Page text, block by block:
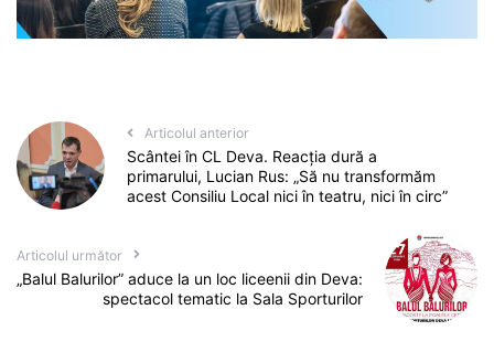
Articolul anterior
Scântei în CL Deva. Reacția dură a
primarului, Lucian Rus: „Să nu transformăm
acest Consiliu Local nici în teatru, nici în circ”
Articolul următor
„Balul Balurilor” aduce la un loc liceenii din Deva:
spectacol tematic la Sala Sporturilor